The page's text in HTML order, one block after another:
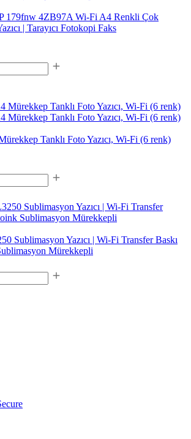
179fnw 4ZB97A Wi-Fi A4 Renkli Çok
| Tarayıcı Fotokopi Faks
Tanklı Foto Yazıcı, Wi-Fi (6 renk)
Sublimasyon Yazıcı | Wi-Fi Transfer Baskı
Mürekkepli